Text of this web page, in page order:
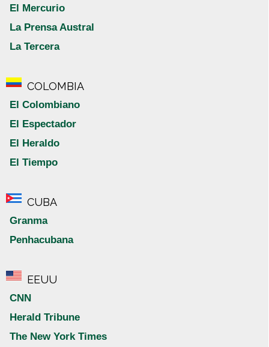
El Mercurio
La Prensa Austral
La Tercera
COLOMBIA
El Colombiano
El Espectador
El Heraldo
El Tiempo
CUBA
Granma
Penhacubana
EEUU
CNN
Herald Tribune
The New York Times